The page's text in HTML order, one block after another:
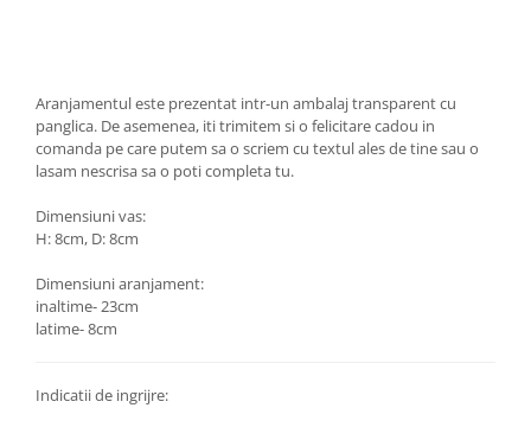
Aranjamentul este prezentat intr-un ambalaj transparent cu
panglica. De asemenea, iti trimitem si o felicitare cadou in
comanda pe care putem sa o scriem cu textul ales de tine sau o
lasam nescrisa sa o poti completa tu.
Dimensiuni vas:
H: 8cm, D: 8cm
Dimensiuni aranjament:
inaltime- 23cm
latime- 8cm
Indicatii de ingrijre: